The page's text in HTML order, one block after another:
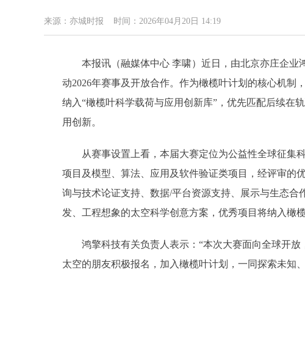
来源：亦城时报 时间：2026年04月20日 14:19
本报讯（融媒体中心 李啸）近日，由北京亦庄企业
动2026年赛事及开放合作。作为橄榄叶计划的核心机制
纳入“橄榄叶科学载荷与应用创新库”，优先匹配后续在
用创新。
从赛事设置上看，本届大赛定位为公益性全球征集科
项目及模型、算法、应用及软件验证类项目，经评审的
询与技术论证支持、数据/平台资源支持、展示与生态
发、工程想象的太空科学创意方案，优秀项目将纳入橄
鸿擎科技有关负责人表示：“本次大赛面向全球开放
太空的朋友积极报名，加入橄榄叶计划，一同探索未知